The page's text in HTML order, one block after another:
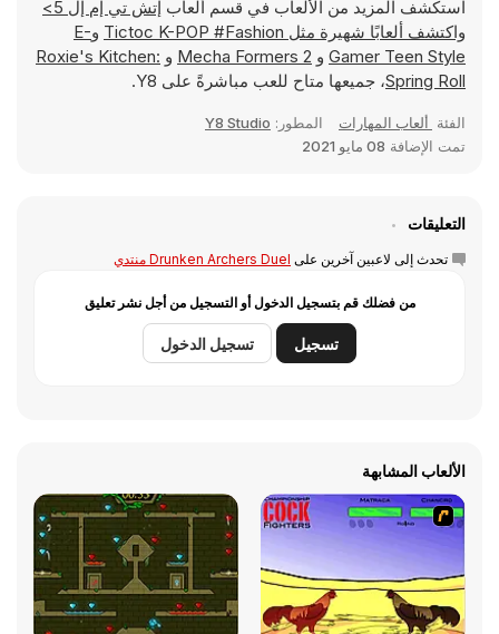
استكشف المزيد من الألعاب في قسم ألعاب
إتش تي إم إل 5>
واكتشف ألعابًا شهيرة مثل Tictoc K-POP #Fashion وE-
Gamer Teen Style و Mecha Formers 2 و Roxie's Kitchen:
Spring Roll، جميعها متاح للعب مباشرةً على Y8.
الفئة ألعاب المهارات المطور: Y8 Studio
تمت الإضافة 08 مايو 2021
التعليقات
تحدث إلى لاعبين آخرين على Drunken Archers Duel منتدي
من فضلك قم بتسجيل الدخول أو التسجيل من أجل نشر تعليق
تسجيل تسجيل الدخول
الألعاب المشابهة